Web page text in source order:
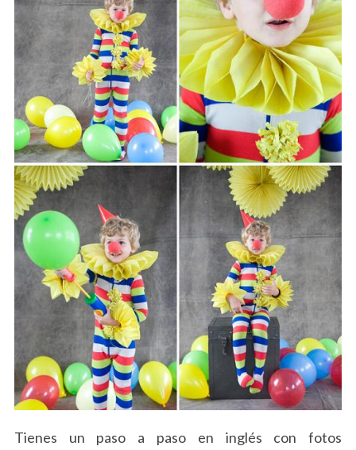
Tienes un paso a paso en inglés con fotos